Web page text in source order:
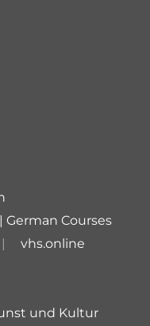
German Courses
vhs.online
und Kultur